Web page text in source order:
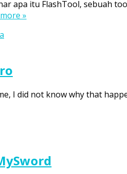
apa itu FlashTool, sebuah
»
I did not know why that